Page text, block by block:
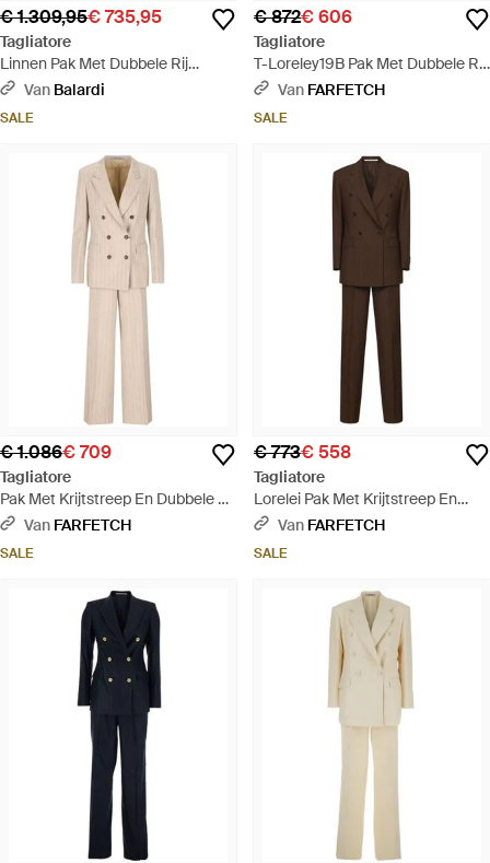
€ 1.309,95€ 735,95
Tagliatore
Linnen Pak Met Dubbele Rij
Knopen - Blauw
Van Balardi
SALE
€ 872€ 606
Tagliatore
T-Loreley19B Pak Met Dubbele Rij
Knopen En Zak - Naturel
Van FARFETCH
SALE
€ 1.086€ 709
Tagliatore
Pak Met Krijtstreep En Dubbele Rij
Knopen - Naturel
Van FARFETCH
SALE
€ 773€ 558
Tagliatore
Lorelei Pak Met Krijtstreep En
Dubbele Rij Knopen - Bruin
Van FARFETCH
SALE